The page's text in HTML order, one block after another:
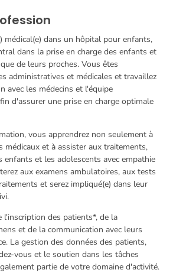
médical(e) dans un hôpital pour enfants,
dans la prise en charge des enfants et
de leurs proches. Vous êtes
administratives et médicales et travaillez
avec les médecins et l'équipe
d'assurer une prise en charge optimale
vous apprendrez non seulement à
médicaux et à assister aux traitements,
enfants et les adolescents avec empathie
aux examens ambulatoires, aux tests
et serez impliqué(e) dans leur
l'inscription des patients*, de la
et de la communication avec leurs
La gestion des données des patients,
vous et le soutien dans les tâches
partie de votre domaine d'activité.